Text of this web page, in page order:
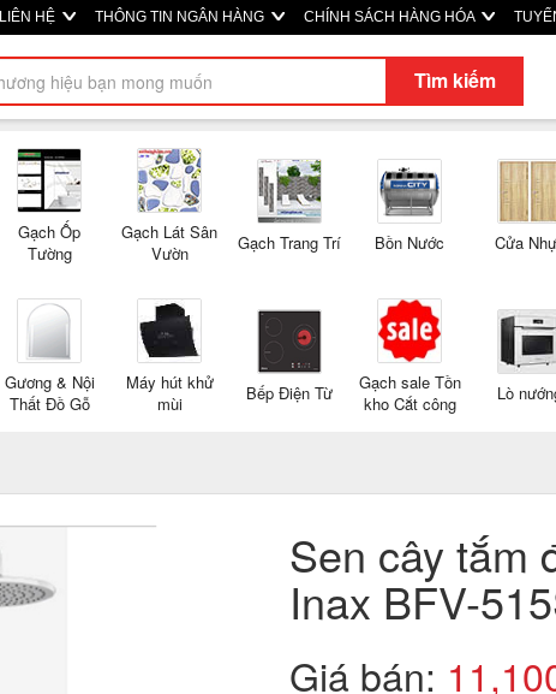
LIÊN HỆ THÔNG TIN NGÂN HÀNG CHÍNH SÁCH HÀNG HÓA
Tìm kiếm
Gạch Ốp
Tường
Gạch Lát Sân
Vườn
Gạch Trang Trí Bồn Nước Cửa
Gương & Nội
Thất Đồ Gỗ
Máy hút khử
mùi
Bếp Điện Từ
Gạch sale Tồn
kho Cắt công
Lò
Sen cây tắm
Inax BFV-
Giá bán: